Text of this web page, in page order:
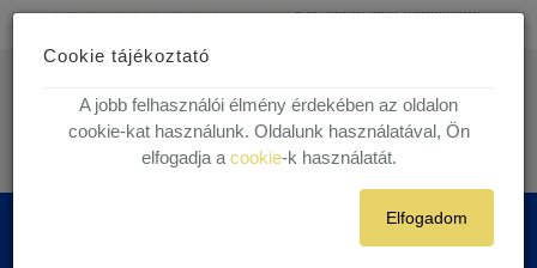
1 munkanapos házhoz szállítás!
+36 (70) 631 29 82 | +36 ( 1 ) 201 29 82
Belépés Regisztráció
0
Cookie tájékoztató
A jobb felhasználói élmény érdekében az oldalon
cookie-kat használunk. Oldalunk használatával, Ön
elfogadja a cookie-k használatát.
Elfogadom